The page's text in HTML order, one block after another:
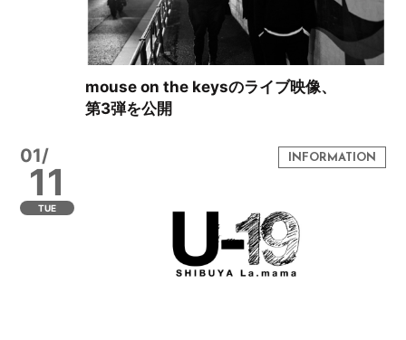
mouse on the keysのライブ映像、
第3弾を公開
01/
11
TUE